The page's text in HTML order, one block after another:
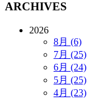
ARCHIVES
2026
8月 (6)
7月 (25)
6月 (24)
5月 (25)
4月 (23)